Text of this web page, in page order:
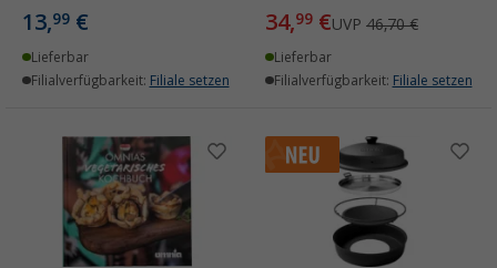
13,99 €
Lieferbar
Filialverfügbarkeit: Filiale setzen
34,99 €UVP 46,70 €
Lieferbar
Filialverfügbarkeit: Filiale setzen